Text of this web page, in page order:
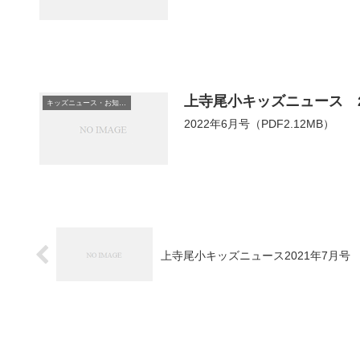
上寺尾小キッズニュース
2022年6月号（PDF2.12MB）
上寺尾小キッズニュース2021年7月号